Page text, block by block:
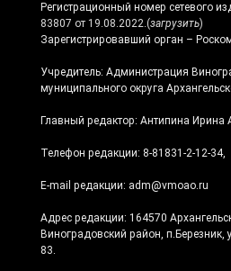
Регистрационный номер сетевого
83807 от 19.08.2022.(загрузить)
Зарегистрировавший орган –
Учредитель: Администрация
муниципального округа
Главный редактор: Антипина Ирина
Телефон редакции: 8-81831-2-12-34,
E-mail редакции: adm@vmoao.ru
Адрес редакции: 164570
Виноградовский район, п.Березник,
83.